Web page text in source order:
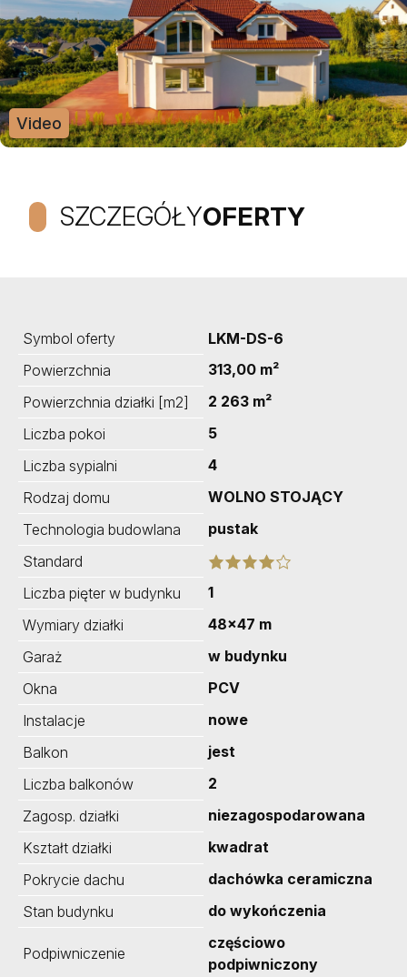
Video
SZCZEGÓŁYOFERTY
Symbol oferty
LKM-DS-6
Powierzchnia
313,00 m²
Powierzchnia działki [m2]
2 263 m²
Liczba pokoi
5
Liczba sypialni
4
Rodzaj domu
WOLNO STOJĄCY
Technologia budowlana
pustak
Standard
Liczba pięter w budynku
1
Wymiary działki
48x47 m
Garaż
w budynku
Okna
PCV
Instalacje
nowe
Balkon
jest
Liczba balkonów
2
Zagosp. działki
niezagospodarowana
Kształt działki
kwadrat
Pokrycie dachu
dachówka ceramiczna
Stan budynku
do wykończenia
Podpiwniczenie
częściowo
podpiwniczony